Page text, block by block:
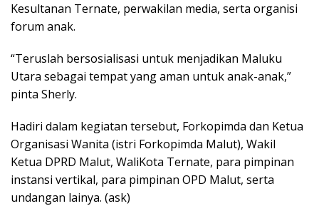
Kesultanan Ternate, perwakilan media, serta organisi
forum anak.
“Teruslah bersosialisasi untuk menjadikan Maluku
Utara sebagai tempat yang aman untuk anak-anak,”
pinta Sherly.
Hadiri dalam kegiatan tersebut, Forkopimda dan Ketua
Organisasi Wanita (istri Forkopimda Malut), Wakil
Ketua DPRD Malut, WaliKota Ternate, para pimpinan
instansi vertikal, para pimpinan OPD Malut, serta
undangan lainya. (ask)